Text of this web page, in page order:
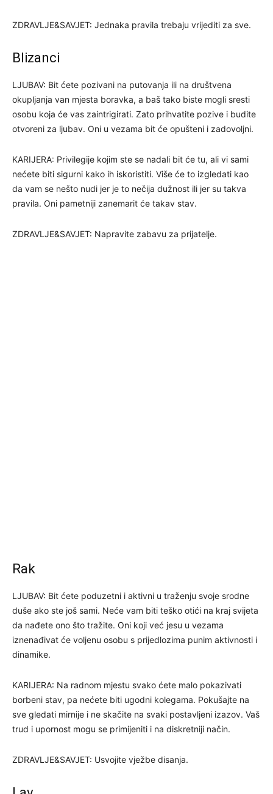
ZDRAVLJE&SAVJET: Jednaka pravila trebaju vrijediti za sve.
Blizanci
LJUBAV: Bit ćete pozivani na putovanja ili na društvena
okupljanja van mjesta boravka, a baš tako biste mogli sresti
osobu koja će vas zaintrigirati. Zato prihvatite pozive i budite
otvoreni za ljubav. Oni u vezama bit će opušteni i zadovoljni.
KARIJERA: Privilegije kojim ste se nadali bit će tu, ali vi sami
nećete biti sigurni kako ih iskoristiti. Više će to izgledati kao
da vam se nešto nudi jer je to nečija dužnost ili jer su takva
pravila. Oni pametniji zanemarit će takav stav.
ZDRAVLJE&SAVJET: Napravite zabavu za prijatelje.
Rak
LJUBAV: Bit ćete poduzetni i aktivni u traženju svoje srodne
duše ako ste još sami. Neće vam biti teško otići na kraj svijeta
da nađete ono što tražite. Oni koji već jesu u vezama
iznenađivat će voljenu osobu s prijedlozima punim aktivnosti i
dinamike.
KARIJERA: Na radnom mjestu svako ćete malo pokazivati
borbeni stav, pa nećete biti ugodni kolegama. Pokušajte na
sve gledati mirnije i ne skačite na svaki postavljeni izazov. Vaš
trud i upornost mogu se primijeniti i na diskretniji način.
ZDRAVLJE&SAVJET: Usvojite vježbe disanja.